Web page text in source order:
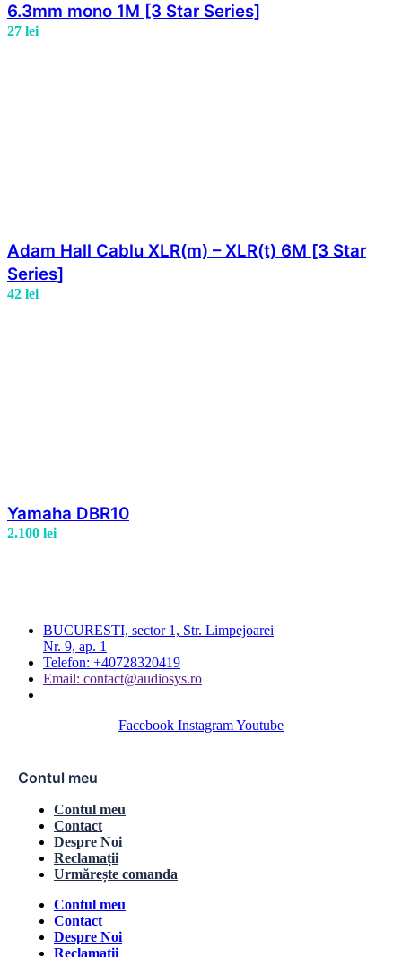
6.3mm mono 1M [3 Star Series]
27 lei
Adam Hall Cablu XLR(m) – XLR(t) 6M [3 Star
Series]
42 lei
Yamaha DBR10
2.100 lei
BUCURESTI, sector 1, Str. Limpejoarei
Nr. 9, ap. 1
Telefon: +40728320419
Email: contact@audiosys.ro
Facebook InstagramYoutube
Contul meu
Contul meu
Contact
Despre Noi
Reclamații
Urmărește comanda
Contul meu
Contact
Despre Noi
Reclamații